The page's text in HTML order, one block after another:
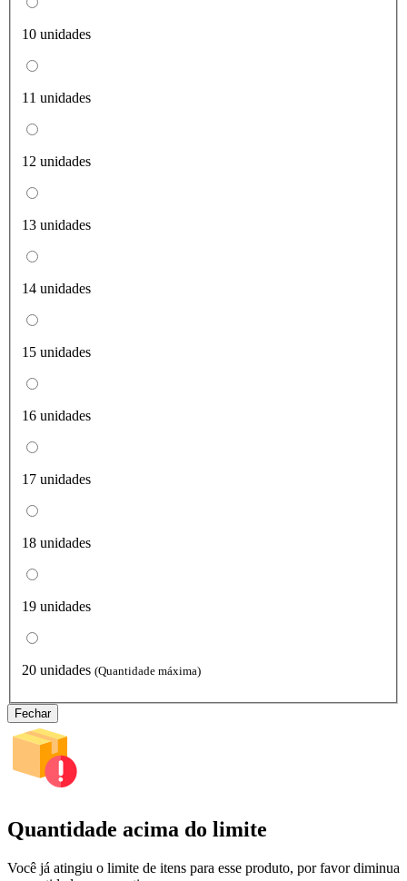
10 unidades
11 unidades
12 unidades
13 unidades
14 unidades
15 unidades
16 unidades
17 unidades
18 unidades
19 unidades
20 unidades (Quantidade máxima)
Fechar
Quantidade acima do limite
Você já atingiu o limite de itens para esse produto, por favor diminua